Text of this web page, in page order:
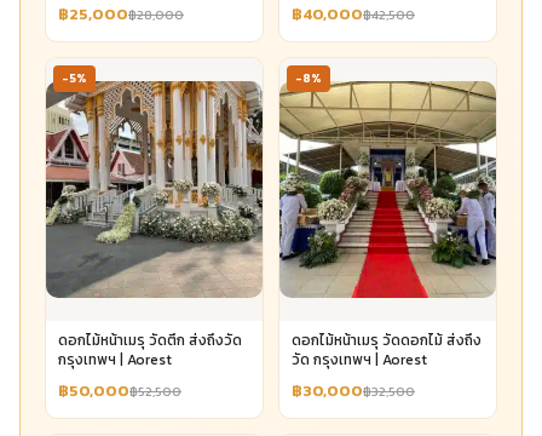
฿25,000฿28,000 ฿40,000฿42,500
-5%
ดอกไม้หน้าเมรุ วัดตึก ส่งถึงวัด
กรุงเทพฯ | Aorest
฿50,000฿52,500
-8%
ดอกไม้หน้าเมรุ วัดดอกไม้ ส่งถึง
วัด กรุงเทพฯ | Aorest
฿30,000฿32,500